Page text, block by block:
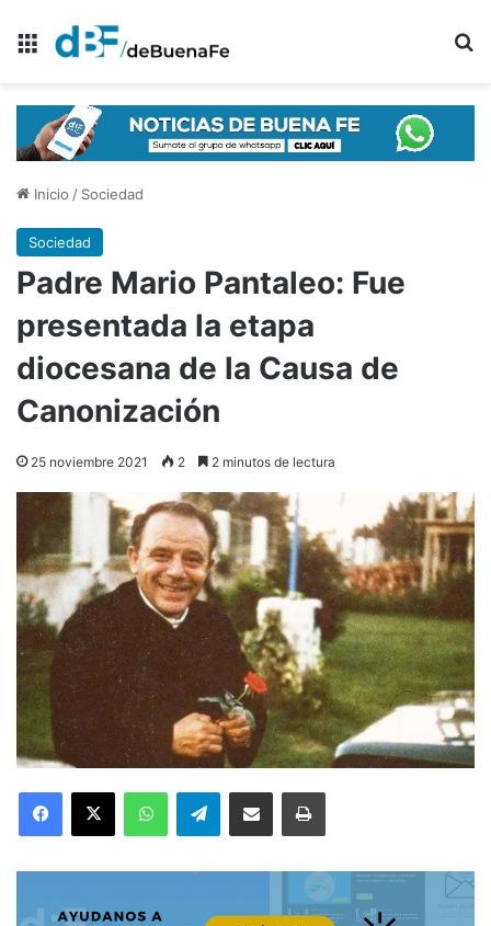
Menú
Inicio / Sociedad
Sociedad
Padre Mario Pantaleo: Fue
presentada la etapa
diocesana de la Causa de
Canonización
25 noviembre 2021 2 2 minutos de lectura
Telegram